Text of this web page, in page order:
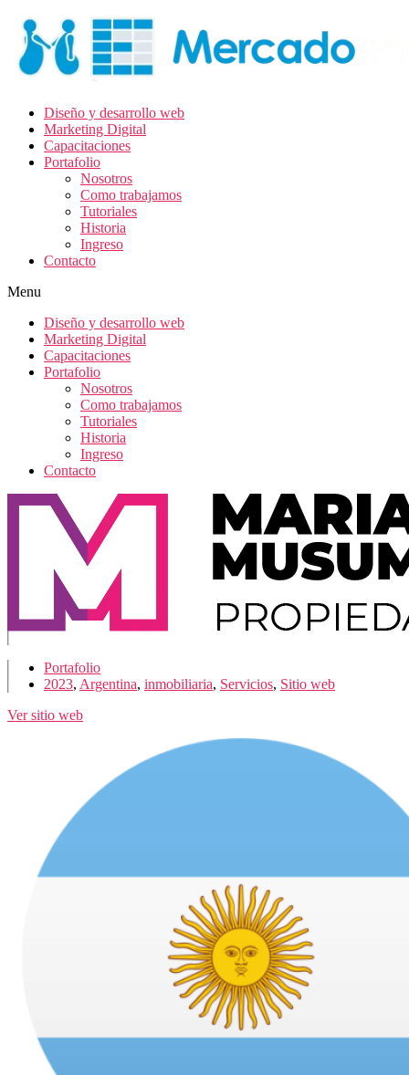
Diseño y desarrollo web
Marketing Digital
Capacitaciones
Portafolio
Nosotros
Como trabajamos
Tutoriales
Historia
Ingreso
Contacto
Menu
Diseño y desarrollo web
Marketing Digital
Capacitaciones
Portafolio
Nosotros
Como trabajamos
Tutoriales
Historia
Ingreso
Contacto
Portafolio
2023, Argentina, inmobiliaria, Servicios, Sitio web
Ver sitio web